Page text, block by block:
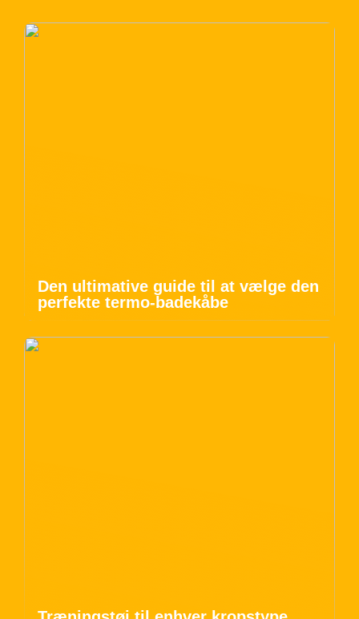
Den ultimative guide til at vælge den
perfekte termo-badekåbe